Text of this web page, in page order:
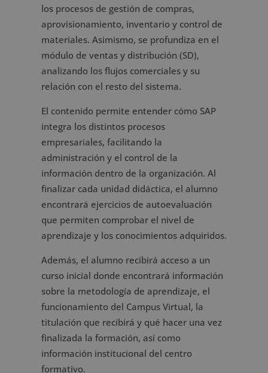
los procesos de gestión de compras,
aprovisionamiento, inventario y control de
materiales. Asimismo, se profundiza en el
módulo de ventas y distribución (SD),
analizando los flujos comerciales y su
relación con el resto del sistema.
El contenido permite entender cómo SAP
integra los distintos procesos
empresariales, facilitando la
administración y el control de la
información dentro de la organización. Al
finalizar cada unidad didáctica, el alumno
encontrará ejercicios de autoevaluación
que permiten comprobar el nivel de
aprendizaje y los conocimientos adquiridos.
Además, el alumno recibirá acceso a un
curso inicial donde encontrará información
sobre la metodología de aprendizaje, el
funcionamiento del Campus Virtual, la
titulación que recibirá y qué hacer una vez
finalizada la formación, así como
información institucional del centro
formativo.